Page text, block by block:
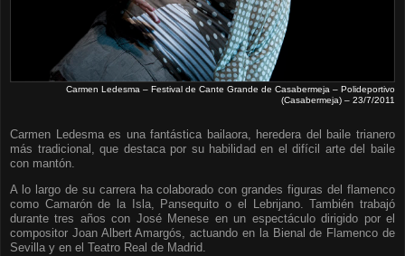
Carmen Ledesma – Festival de Cante Grande de Casabermeja – Polideportivo
(Casabermeja) – 23/7/2011
Carmen Ledesma es una fantástica bailaora, heredera del baile trianero
más tradicional, que destaca por su habilidad en el difícil arte del baile
con mantón.
A lo largo de su carrera ha colaborado con grandes figuras del flamenco
como Camarón de la Isla, Pansequito o el Lebrijano. También trabajó
durante tres años con José Menese en un espectáculo dirigido por el
compositor Joan Albert Amargós, actuando en la Bienal de Flamenco de
Sevilla y en el Teatro Real de Madrid.